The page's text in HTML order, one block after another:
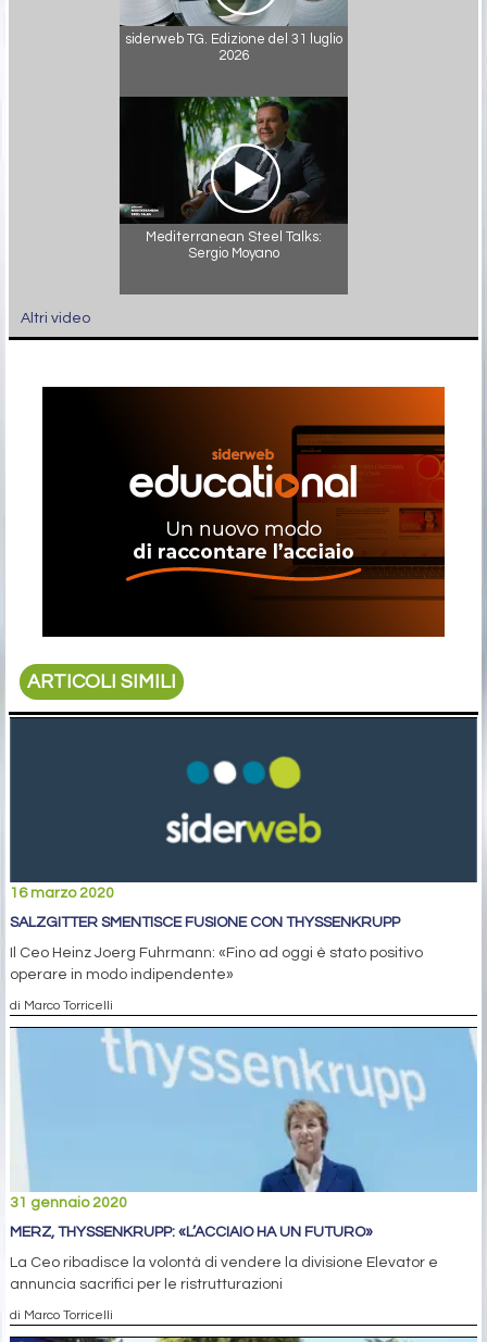
siderweb TG. Edizione del 31 luglio
2026
Mediterranean Steel Talks:
Sergio Moyano
Altri video
ARTICOLI SIMILI
16 marzo 2020
SALZGITTER SMENTISCE FUSIONE CON THYSSENKRUPP
Il Ceo Heinz Joerg Fuhrmann: «Fino ad oggi è stato positivo
operare in modo indipendente»
di Marco Torricelli
31 gennaio 2020
MERZ, THYSSENKRUPP: «L’ACCIAIO HA UN FUTURO»
La Ceo ribadisce la volontà di vendere la divisione Elevator e
annuncia sacrifici per le ristrutturazioni
di Marco Torricelli